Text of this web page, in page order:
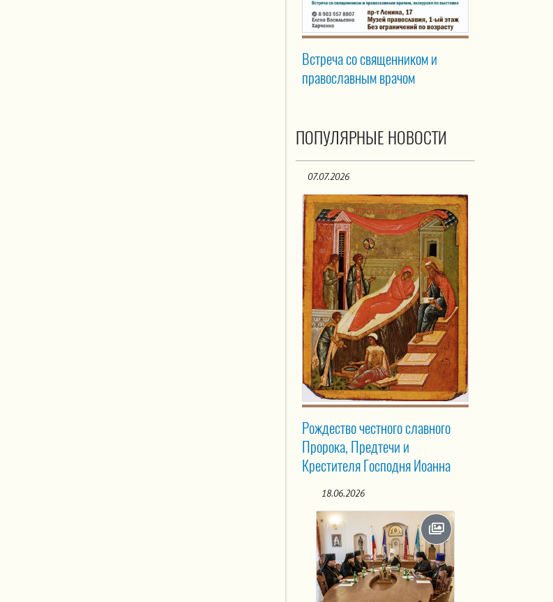
Встреча со священником и
православным врачом
ПОПУЛЯРНЫЕ НОВОСТИ
07.07.2026
Рождество честного славного
Пророка, Предтечи и
Крестителя Господня Иоанна
18.06.2026